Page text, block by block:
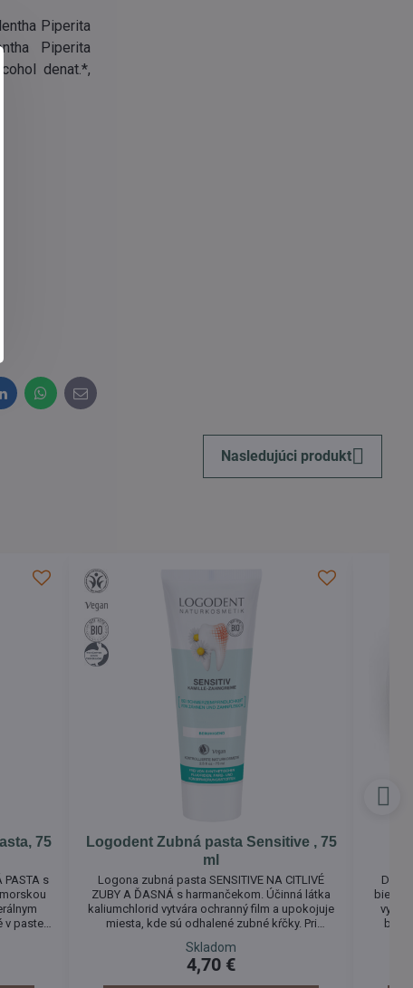
Piperita
Piperita
denat.*,
LinkedInWhatsApp
E-
mail
Nasledujúci produkt
75
s
morskou
v paste
vonné
Logodent Zubná pasta Sensitive , 75
ml
Logona zubná pasta SENSITIVE NA CITLIVÉ
ZUBY A ĎASNÁ s harmančekom. Účinná látka
kaliumchlorid vytvára ochranný film a upokojuje
miesta, kde sú odhalené zubné kŕčky. Pri
citlivosti zubov. Obsahuje i protizápalové zložky
ako BIO harmanček, BIO šalviu a BIO hamamel.
Skladom
4,70 €